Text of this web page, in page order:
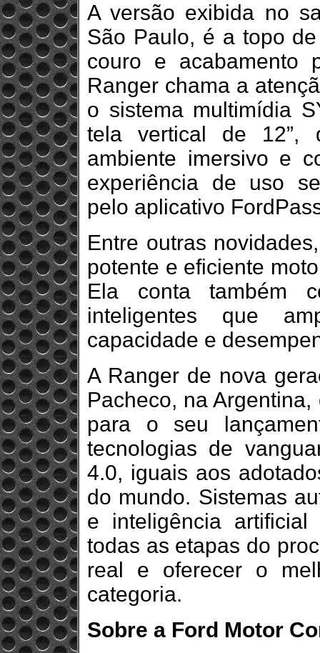
A versão exibida no
São Paulo, é a topo
couro e acabamento
Ranger chama a
o sistema multimídia
tela vertical de 12”,
ambiente imersivo e
experiência de uso
pelo aplicativo
Entre outras
potente e eficiente
Ela conta também
inteligentes que
capacidade e
A Ranger de nova
Pacheco, na
para o seu
tecnologias de
4.0, iguais aos
do mundo. Sistemas
e inteligência
todas as etapas do
real e oferecer o
categoria.
Sobre a Ford Motor